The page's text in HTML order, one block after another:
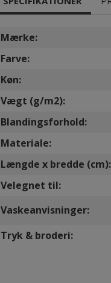
Mærke:
Farve:
Køn:
Vægt (g/m2):
Blandingsforhold:
Materiale:
Længde x bredde (cm):
Velegnet til:
Vaskeanvisninger:
Tryk & broderi: